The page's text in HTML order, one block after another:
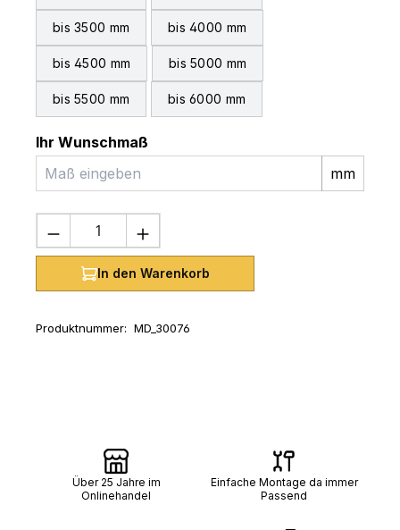
bis 3500 mm bis 4000 mm
bis 4500 mm bis 5000 mm
bis 5500 mm bis 6000 mm
Ihr Wunschmaß
mm
Produkt Anzahl: Gib den
In den Warenkorb
Produktnummer: MD_30076
Über 25 Jahre im
Onlinehandel
Einfache Montage da immer
Passend